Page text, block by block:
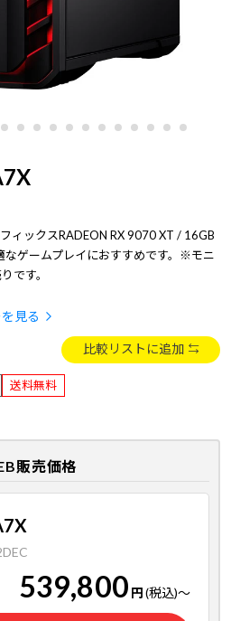
ィックスRADEON RX 9070 XT / 16GB
なゲームプレイにおすすめです。※モニ
です。
見る
比較リストに追加
送料無料
販売価格
539,800 円(税込)～